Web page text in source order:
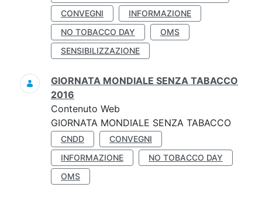
CONVEGNI
INFORMAZIONE
NO TOBACCO DAY
OMS
SENSIBILIZZAZIONE
GIORNATA MONDIALE SENZA TABACCO
2016
Contenuto Web
GIORNATA MONDIALE SENZA TABACCO
CNDD
CONVEGNI
INFORMAZIONE
NO TOBACCO DAY
OMS